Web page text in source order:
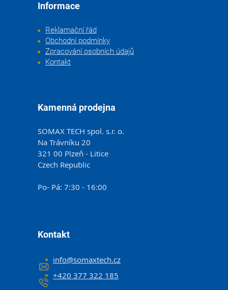
Informace
Reklamační řád
Obchodní podmínky
Zpracování osobních údajů
Kontakt
Kamenná prodejna
SOMAX TECH spol. s.r. o.
Na Trávníku 20
321 00 Plzeň - Litice
Czech Republic
Po- Pá: 7:30 - 16:00
Kontakt
info@somaxtech.cz
+420 377 322 185